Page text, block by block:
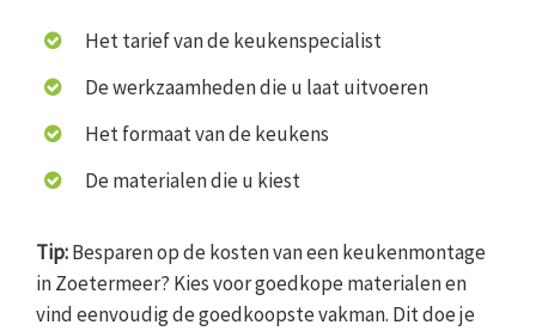
Het tarief van de keukenspecialist
De werkzaamheden die u laat uitvoeren
Het formaat van de keukens
De materialen die u kiest
Tip:Besparen op de kosten van een keukenmontage
in Zoetermeer? Kies voor goedkope materialen en
vind eenvoudig de goedkoopste vakman. Dit doe je